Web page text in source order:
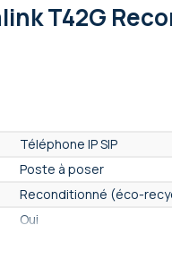
T42G
Téléphone IP SIP
Poste à poser
Reconditionné (éco-
Oui